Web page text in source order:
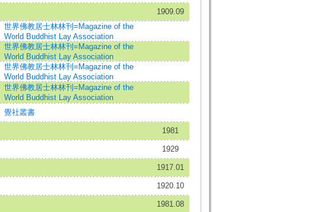
1909.09
世界佛教居士林林刊=Magazine of the
World Buddhist Lay Association
世界佛教居士林林刊=Magazine of the
World Buddhist Lay Association
世界佛教居士林林刊=Magazine of the
World Buddhist Lay Association
世界佛教居士林林刊=Magazine of the
World Buddhist Lay Association
覺社叢書
1981
1929
1917.01
1920.10
1981.08